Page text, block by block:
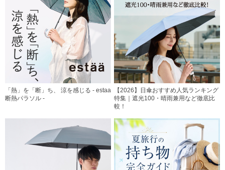
「熱」を「断」ち、 涼を感じる - estaa
断熱パラソル -
【2026】日傘おすすめ人気ランキング
特集｜遮光100・晴雨兼用など徹底比
較！